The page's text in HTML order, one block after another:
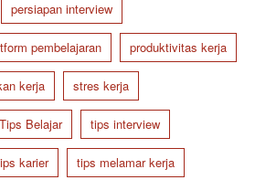
persiapan interview
pembelajaran produktivitas kerja
kerja stres kerja
Tips Belajar tips interview
karier tips melamar kerja